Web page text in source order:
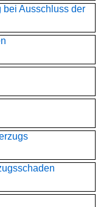
bei Ausschluss der